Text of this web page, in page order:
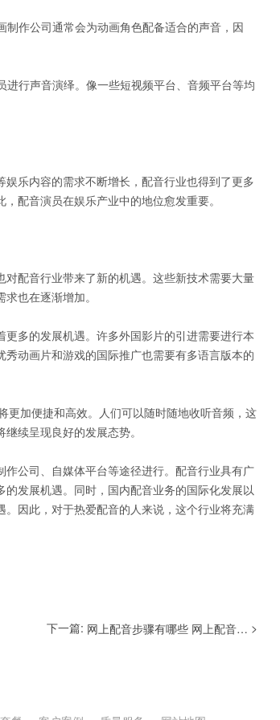
作公司通常会为动画角色配备适合的声音，因
行声音演绎。像一些短视频平台、音频平台等均
乐内容的需求不断增长，配音行业也得到了更多
配音演员在娱乐产业中的地位愈发重要。
配音行业带来了新的机遇。这些新技术需要大量
也在逐渐增加。
多的发展机遇。许多外国影片的引进需要进行本
动画片和游戏的国际推广也需要有多语言版本的
更加便捷和高效。人们可以随时随地收听音频，这
续呈现良好的发展态势。
公司、自媒体平台等途径进行。配音行业具有广
发展机遇。同时，国内配音业务的国际化发展以
因此，对于热爱配音的人来说，这个行业将充满
下一篇: 网上配音步骤有哪些 网上配音的方法有哪些 >